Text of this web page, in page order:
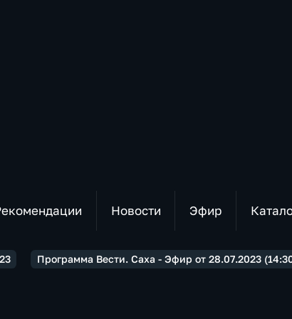
Новости Эфир
Программа Вести. Саха - Эфир от 28.07.2023